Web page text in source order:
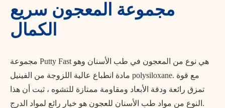
مجموعة المعجون سريع
الكمال
مجموعة Putty Fast هي نوع من المعجون في طب الأسنان وهو
مادة انطباع عالية اللزوجة من الفينيل polysiloxane. مع قوة
تمزق رائعة ودقة الأبعاد ومقاومة ممتازة للتشوه ، ثبت أن هذا
النوع من مواد طب الأسنان للعجون هو خيار رائع لمواد الدرج.